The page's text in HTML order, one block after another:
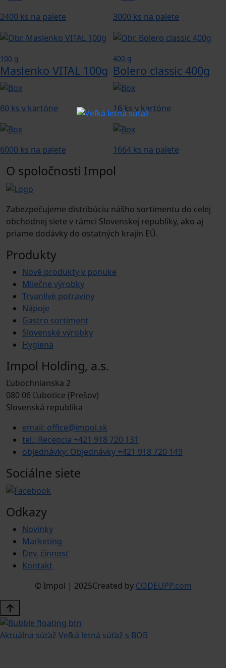
2400 ks na palete 3000 ks na palete
100 g
Maslenko VITAL 100g
60 ks v kartóne
6000 ks na palete
400 g
Bolero classic 400g
16 ks v kartóne
1664 ks na palete
O spoločnosti Impol
Zabezpečujeme distribúciu nášho sortimentu do celej
obchodnej siete v rámci Slovenskej republiky, ako aj
priame dodávky do ostatných krajín EÚ.
Produkty
Nové produkty v ponuke
Mliečne výrobky
Trvanlivé potraviny
Nápoje
Gastro sortiment
Slovenské výrobky
Hygiena
Impol Holding, a.s.
Ľubochnianska 2
080 06 Ľubotice (Prešov)
Slovenská republika
email: office@impol.sk
tel.: Recepcia +421 918 720 131
objednávky: Objednávky +421 918 720 149
Sociálne siete
Odkazy
Novinky
Marketing
Dev. činnosť
Kontakt
© Impol | 2025Created by CODEUPP.com
Aktuálna súťaž Veľká letná súťaž s BOB